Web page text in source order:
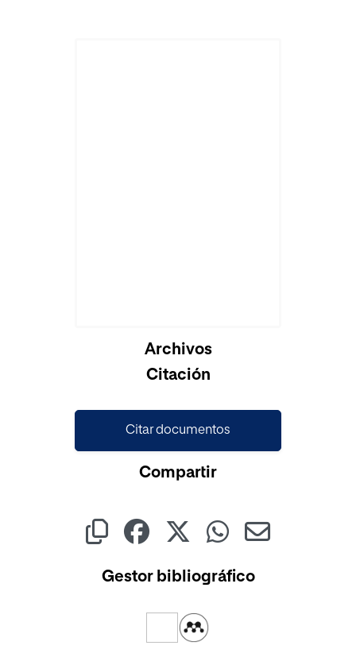
Archivos
Citación
Citar documentos
Compartir
Gestor bibliográfico